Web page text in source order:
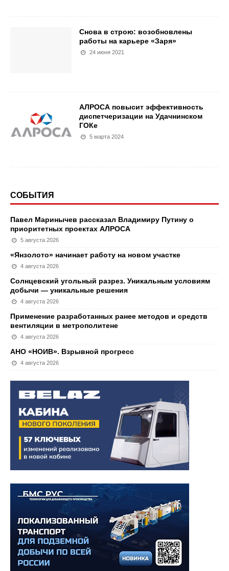
Снова в строю: возобновлены
работы на карьере «Заря»
24 июня 2021
АЛРОСА повысит эффективность
диспетчеризации на Удачнинском
ГОКе
5 марта 2024
СОБЫТИЯ
Павел Маринычев рассказал Владимиру Путину о
приоритетных проектах АЛРОСА
5 августа 2026
«Янзолото» начинает работу на новом участке
4 августа 2026
Солнцевский угольный разрез. Уникальным условиям
добычи — уникальные решения
4 августа 2026
Применение разработанных ранее методов и средств
вентиляции в метрополитене
4 августа 2026
АНО «НОИВ». Взрывной прогресс
4 августа 2026